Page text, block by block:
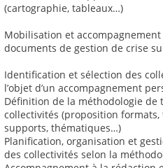
(cartographie, tableaux…)
Mobilisation et
documents de gestion de crise
Identification et sélection des
l’objet d’un accompagnement
Définition de la méthodologie de
collectivités (proposition formats,
supports, thématiques…)
Planification, organisation et
des collectivités selon la